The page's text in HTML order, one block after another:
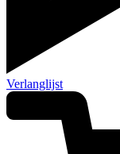
Verlanglijst